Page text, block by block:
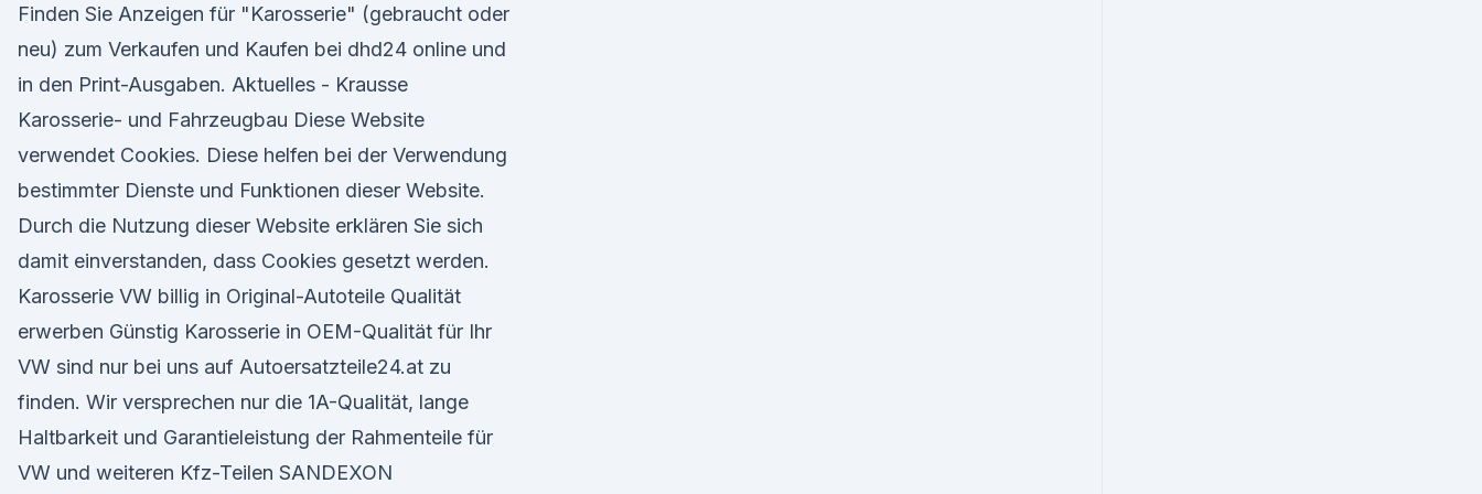
Finden Sie Anzeigen für "Karosserie" (gebraucht oder
neu) zum Verkaufen und Kaufen bei dhd24 online und
in den Print-Ausgaben. Aktuelles - Krausse
Karosserie- und Fahrzeugbau Diese Website
verwendet Cookies. Diese helfen bei der Verwendung
bestimmter Dienste und Funktionen dieser Website.
Durch die Nutzung dieser Website erklären Sie sich
damit einverstanden, dass Cookies gesetzt werden.
Karosserie VW billig in Original-Autoteile Qualität
erwerben Günstig Karosserie in OEM-Qualität für Ihr
VW sind nur bei uns auf Autoersatzteile24.at zu
finden. Wir versprechen nur die 1A-Qualität, lange
Haltbarkeit und Garantieleistung der Rahmenteile für
VW und weiteren Kfz-Teilen SANDEXON